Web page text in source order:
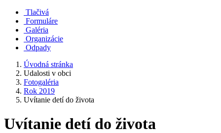
Tlačivá
Formuláre
Galéria
Organizácie
Odpady
Úvodná stránka
Udalosti v obci
Fotogaléria
Rok 2019
Uvítanie detí do života
Uvítanie detí do života